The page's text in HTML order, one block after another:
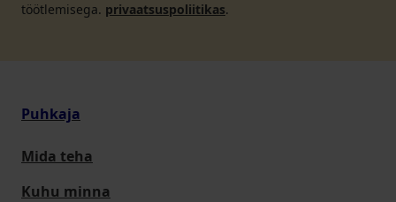
töötlemisega. privaatsuspoliitikas.
Puhkaja
Mida teha
Kuhu minna